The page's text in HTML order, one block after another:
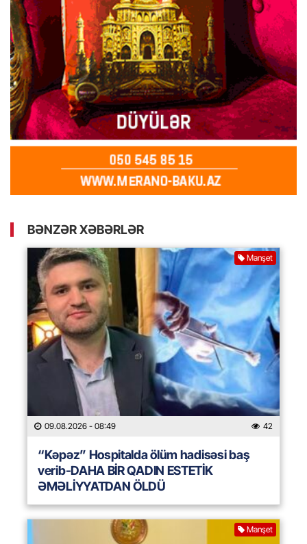
BƏNZƏR XƏBƏRLƏR
Manşet
09.08.2026 - 08:49 42
“Kəpəz” Hospitalda ölüm hadisəsi baş
verib-DAHA BİR QADIN ESTETİK
ƏMƏLİYYATDAN ÖLDÜ
Manşet